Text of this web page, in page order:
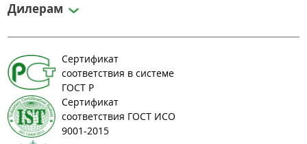
Дилерам
Сертификат
соответствия в системе
ГОСТ Р
Сертификат
соответствия ГОСТ ИСО
9001-2015